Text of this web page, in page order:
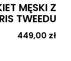
MĘSKI Z
TWEEDU
Cena
449,00 zł